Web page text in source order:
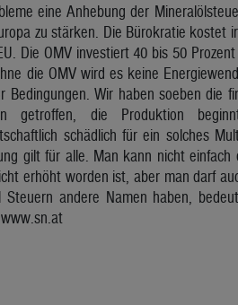
eine Anhebung der
zu stärken. Die Bürokratie kostet
Die OMV investiert 40 bis 50
die OMV wird es keine
Bedingungen. Wir haben soeben die
getroffen, die Produktion
schädlich für ein solches
gilt für alle. Man kann nicht einfach
erhöht worden ist, aber man darf
andere Namen haben,